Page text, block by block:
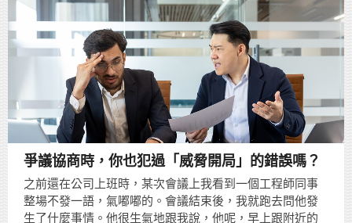
爭議協商時，你也犯過「威脅開局」的錯誤嗎？
之前還在公司上班時，某次會議上我看到一個工程師同事
整場不發一語，氣嘟嘟的。會議結束後，我就跑去問他發
生了什麼事情。他很生氣地跟我說，他呢，早上跟附近的